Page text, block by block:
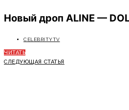
Новый дроп ALINE —
CELEBRITYTV
ЧИТАТЬ
СЛЕДУЮЩАЯ СТАТЬЯ